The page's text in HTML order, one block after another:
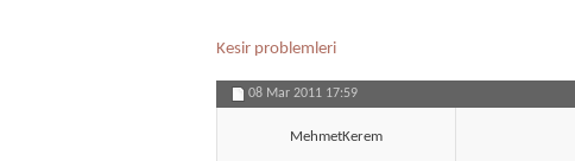
Kesir problemleri
08 Mar 2011 17:59
MehmetKerem